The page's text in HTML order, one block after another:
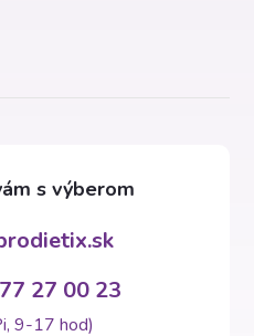
27 00 23
9-17 hod)